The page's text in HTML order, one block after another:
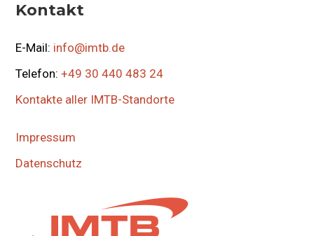
Kontakt
E-Mail: info@imtb.de
Telefon:+49 30 440 483 24
Kontakte aller IMTB-Standorte
Impressum
Datenschutz